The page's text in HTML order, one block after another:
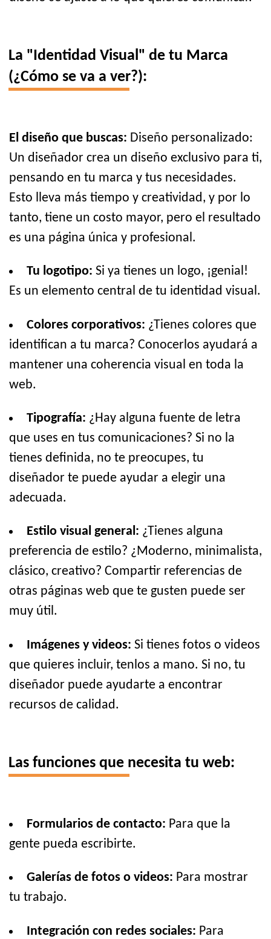
La "Identidad Visual" de tu Marca
(¿Cómo se va a ver?):
El diseño que buscas: Diseño personalizado:
Un diseñador crea un diseño exclusivo para ti,
pensando en tu marca y tus necesidades.
Esto lleva más tiempo y creatividad, y por lo
tanto, tiene un costo mayor, pero el resultado
es una página única y profesional.
Tu logotipo: Si ya tienes un logo, ¡genial!
Es un elemento central de tu identidad visual.
Colores corporativos: ¿Tienes colores que
identifican a tu marca? Conocerlos ayudará a
mantener una coherencia visual en toda la
web.
Tipografía: ¿Hay alguna fuente de letra
que uses en tus comunicaciones? Si no la
tienes definida, no te preocupes, tu
diseñador te puede ayudar a elegir una
adecuada.
Estilo visual general: ¿Tienes alguna
preferencia de estilo? ¿Moderno, minimalista,
clásico, creativo? Compartir referencias de
otras páginas web que te gusten puede ser
muy útil.
Imágenes y videos: Si tienes fotos o videos
que quieres incluir, tenlos a mano. Si no, tu
diseñador puede ayudarte a encontrar
recursos de calidad.
Las funciones que necesita tu web:
Formularios de contacto: Para que la
gente pueda escribirte.
Galerías de fotos o videos: Para mostrar
tu trabajo.
Integración con redes sociales: Para